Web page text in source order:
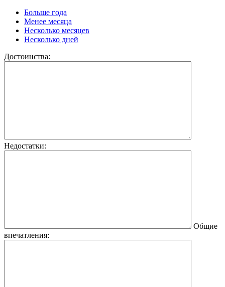
Больше года
Менее месяца
Несколько месяцев
Несколько дней
Достоинства:
Недостатки:
Общие
впечатления: